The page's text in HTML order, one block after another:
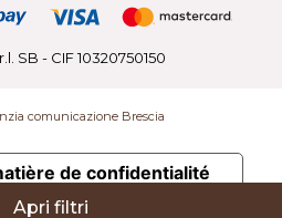
SB - CIF 10320750150
comunicazione Brescia
de confidentialité
Apri filtri